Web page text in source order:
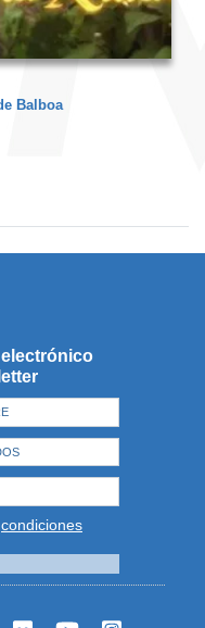
Balboa
condiciones